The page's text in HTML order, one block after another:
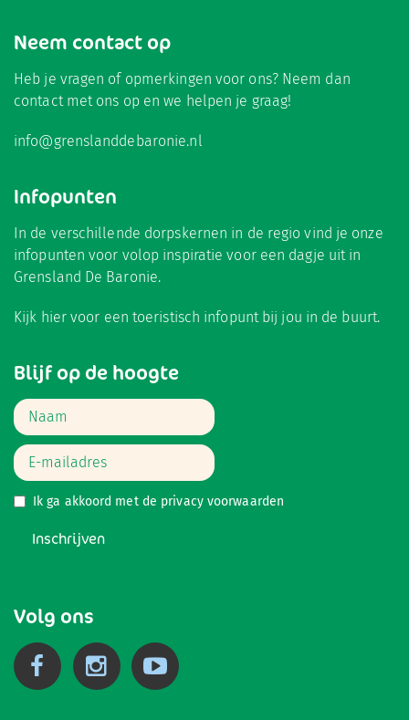
Neem contact op
Heb je vragen of opmerkingen voor ons? Neem dan
contact met ons op en we helpen je graag!
info@grenslanddebaronie.nl
Infopunten
In de verschillende dorpskernen in de regio vind je onze
infopunten voor volop inspiratie voor een dagje uit in
Grensland De Baronie.
Kijk hiervoor een toeristisch infopunt bij jou in de buurt.
Blijf op de hoogte
Ik ga akkoord met de privacy voorwaarden
Inschrijven
Volg ons